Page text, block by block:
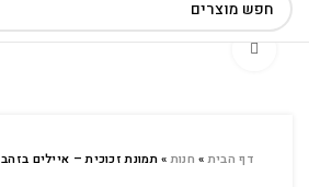
לחץ להגדלה
דף הבית» חנות»תמונת זכוכית – איילים בזהב